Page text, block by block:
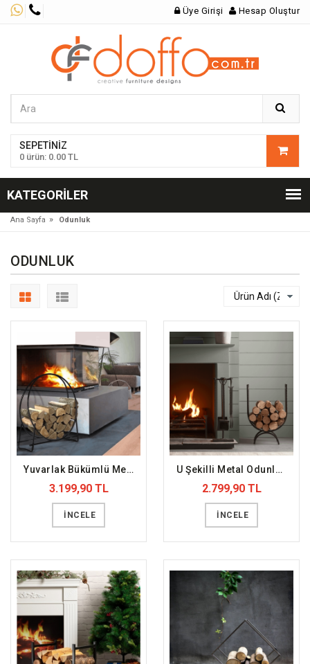
Üye Girişi Hesap Oluştur
SEPETINIZ
0 ürün: 0.00 TL
KATEGORILER
Ana Sayfa » Odunluk
ODUNLUK
Yuvarlak Bükümlü Metal Odunluk (DFFODN11)
3.199,90 TL
İNCELE
U Şekilli Metal Odunluk (DFFODN1)
2.799,90 TL
İNCELE